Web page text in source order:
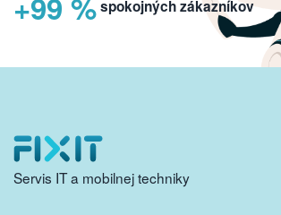
spokojných zákazníkov
Servis IT a mobilnej techniky